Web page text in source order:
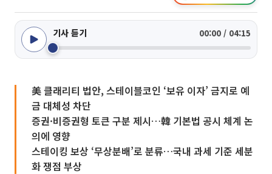
기사 듣기 00:00 / 04:15
美 클래리티 법안, 스테이블코인 ‘보유 이자’ 금지로 예
금 대체성 차단
증권·비증권형 토큰 구분 제시…韓 기본법 공시 체계 논
의에 영향
스테이킹 보상 ‘무상분배’로 분류…국내 과세 기준 세분
화 쟁점 부상